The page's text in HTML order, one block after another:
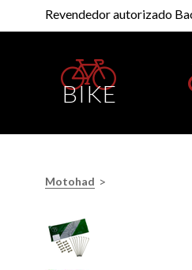
Revendedor autorizado
BIKE
Motohad >